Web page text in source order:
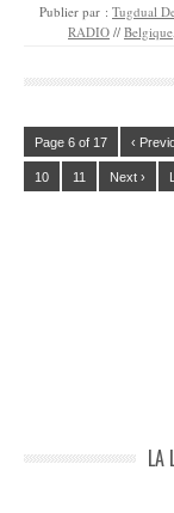
Publier par : Tugdual
RADIO // Belgique
Page 6 of 17 ‹
10 11 Next ›
LA